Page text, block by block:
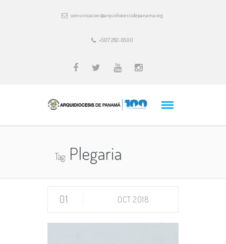
comunicacion@arquidiocesisdepanama.org
+507 282-6500
Tag:Plegaria
01 OCT 2018